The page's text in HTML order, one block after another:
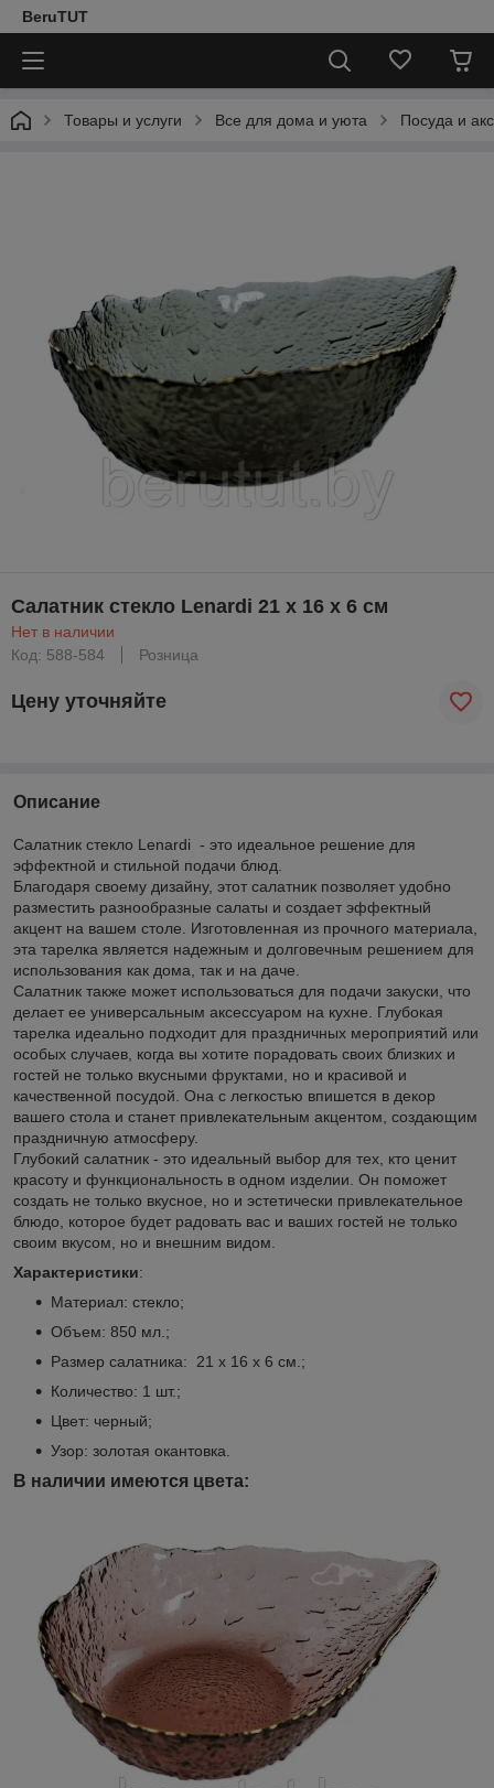
BeruTUT
Товары и услуги Все для дома и уюта Посуда и
Салатник стекло Lenardi 21 х 16 х 6 см
Нет в наличии
Код: 588-584
Розница
Цену уточняйте
Описание
Салатник стекло Lenardi - это идеальное решение для
эффектной и стильной подачи блюд.
Благодаря своему дизайну, этот салатник позволяет удобно
разместить разнообразные салаты и создает эффектный
акцент на вашем столе. Изготовленная из прочного материала,
эта тарелка является надежным и долговечным решением для
использования как дома, так и на даче.
Салатник также может использоваться для подачи закуски, что
делает ее универсальным аксессуаром на кухне. Глубокая
тарелка идеально подходит для праздничных мероприятий или
особых случаев, когда вы хотите порадовать своих близких и
гостей не только вкусными фруктами, но и красивой и
качественной посудой. Она с легкостью впишется в декор
вашего стола и станет привлекательным акцентом, создающим
праздничную атмосферу.
Глубокий салатник - это идеальный выбор для тех, кто ценит
красоту и функциональность в одном изделии. Он поможет
создать не только вкусное, но и эстетически привлекательное
блюдо, которое будет радовать вас и ваших гостей не только
своим вкусом, но и внешним видом.
Характеристики:
Материал: стекло;
Объем: 850 мл.;
Размер салатника: 21 х 16 х 6 см.;
Количество: 1 шт.;
Цвет: черный;
Узор: золотая окантовка.
В наличии имеются цвета: